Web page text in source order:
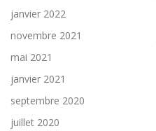
janvier 2022
novembre 2021
mai 2021
janvier 2021
septembre 2020
juillet 2020